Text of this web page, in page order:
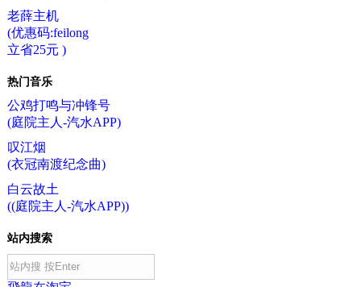
老薛主机
(优惠码:feilong
立省25元 )
热门音乐
公鸡打鸣与冲锋号
(庭院主人-汽水APP)
叹江烟
(衣冠南渡纪念曲)
白云故土
((庭院主人-汽水APP))
站内搜索